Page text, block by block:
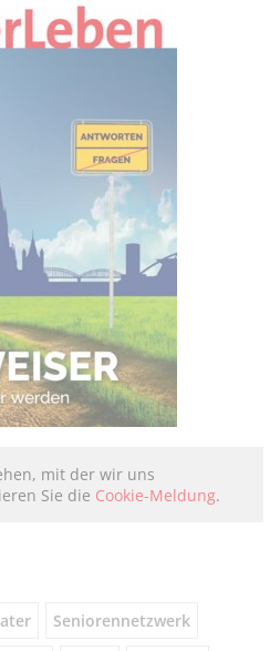
mit der wir uns
Sie die Cookie-Meldung.
Seniorennetzwerk